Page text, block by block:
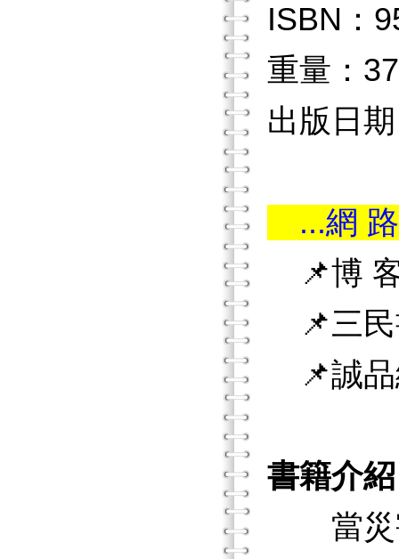
ISBN：
重量：
出版日
...網
📌博
📌三民
📌誠品
書籍介紹
當災害